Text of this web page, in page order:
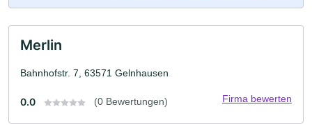
Merlin
Bahnhofstr. 7, 63571 Gelnhausen
0.0 (0 Bewertungen) Firma bewerten